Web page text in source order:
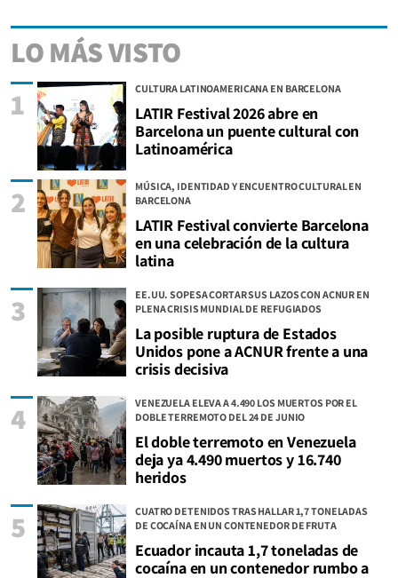
LO MÁS VISTO
CULTURA LATINOAMERICANA EN BARCELONA
LATIR Festival 2026 abre en
Barcelona un puente cultural con
Latinoamérica
1
MÚSICA, IDENTIDAD Y ENCUENTRO CULTURAL EN
BARCELONA
LATIR Festival convierte Barcelona
en una celebración de la cultura
latina
2
EE.UU. SOPESA CORTAR SUS LAZOS CON ACNUR EN
PLENA CRISIS MUNDIAL DE REFUGIADOS
La posible ruptura de Estados
Unidos pone a ACNUR frente a una
crisis decisiva
3
VENEZUELA ELEVA A 4.490 LOS MUERTOS POR EL
DOBLE TERREMOTO DEL 24 DE JUNIO
El doble terremoto en Venezuela
deja ya 4.490 muertos y 16.740
heridos
4
CUATRO DETENIDOS TRAS HALLAR 1,7 TONELADAS
DE COCAÍNA EN UN CONTENEDOR DE FRUTA
Ecuador incauta 1,7 toneladas de
cocaína en un contenedor rumbo a
5